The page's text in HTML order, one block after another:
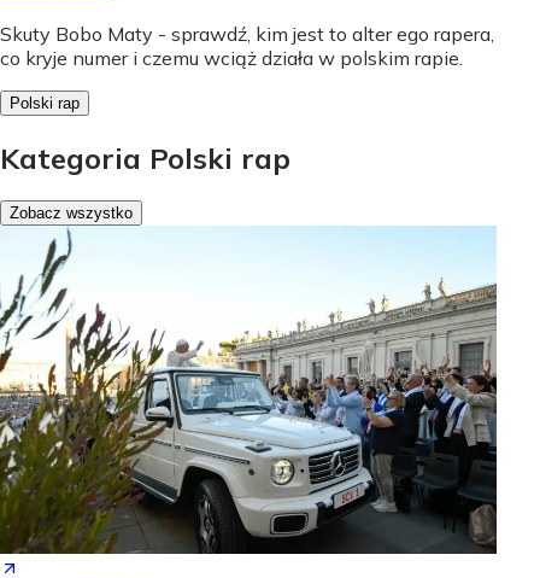
Skuty Bobo Maty - sprawdź, kim jest to alter ego rapera,
co kryje numer i czemu wciąż działa w polskim rapie.
Polski rap
Kategoria Polski rap
Zobacz wszystko